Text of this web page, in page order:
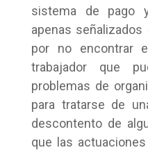
sistema de pago
apenas
por no encontrar
trabajador que
problemas de
para tratarse de
descontento de
que las